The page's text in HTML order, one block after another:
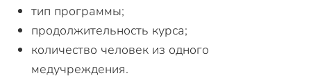
тип программы;
продолжительность курса;
количество человек из одного
медучреждения.